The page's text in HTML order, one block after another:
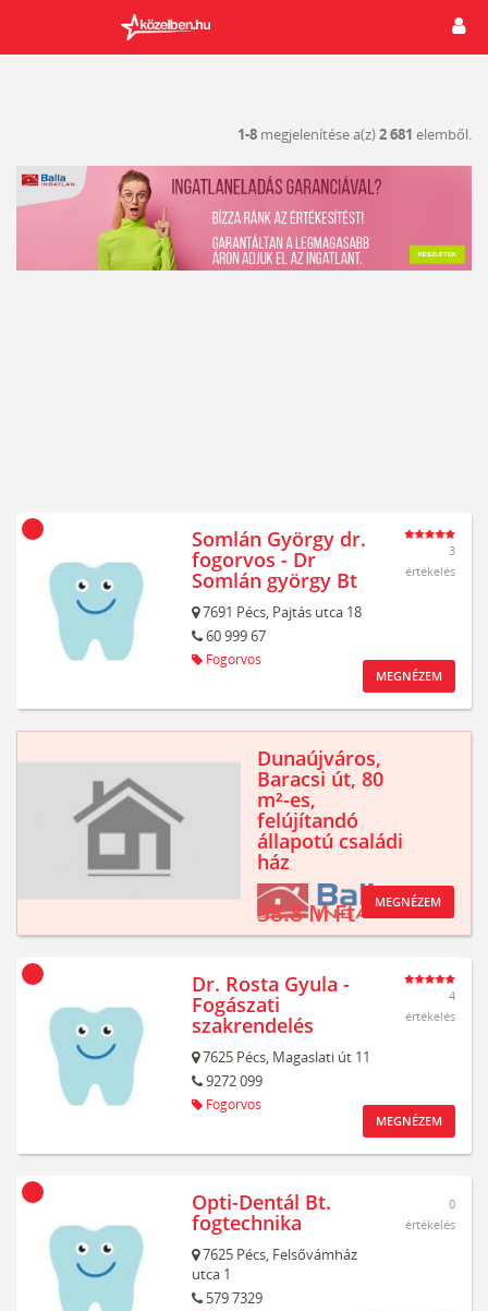
1-8 megjelenítése a(z)2 681 elemből.
Somlán György dr.
fogorvos - Dr
Somlán györgy Bt
7691 Pécs, Pajtás utca 18
60 999 67
Fogorvos
3
értékelés
MEGNÉZEM
Dunaújváros,
Baracsi út, 80
m²-es,
felújítandó
állapotú családi
ház
38.8 M Ft MEGNÉZEM
Dr. Rosta Gyula -
Fogászati
szakrendelés
7625 Pécs, Magaslati út 11
9272 099
Fogorvos
4
értékelés
MEGNÉZEM
Opti-Dentál Bt.
fogtechnika
7625 Pécs, Felsővámház
utca 1
579 7329
0
értékelés